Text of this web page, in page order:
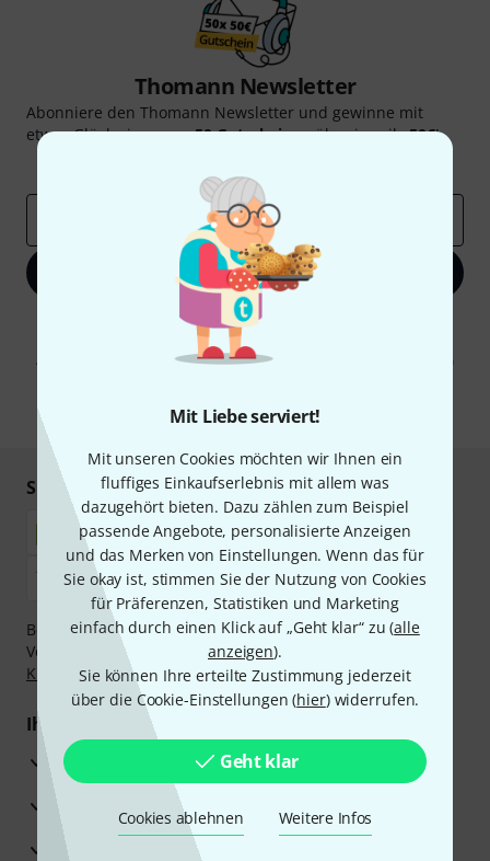
Mit Liebe serviert!
Mit unseren Cookies möchten wir Ihnen ein
fluffiges Einkaufserlebnis mit allem was
dazugehört bieten. Dazu zählen zum Beispiel
passende Angebote, personalisierte Anzeigen
und das Merken von Einstellungen. Wenn das für
Sie okay ist, stimmen Sie der Nutzung von Cookies
für Präferenzen, Statistiken und Marketing
einfach durch einen Klick auf „Geht klar“ zu (alle
anzeigen).
Sie können Ihre erteilte Zustimmung jederzeit
über die Cookie-Einstellungen (hier) widerrufen.
Geht klar
Cookies ablehnen Weitere Infos
Thomann Newsletter
Abonniere den Thomann Newsletter und gewinne mit
etwas Glück einen von50 Gutscheinenüber jeweils50€!
Jetzt anmelden
Mit Klick auf „Jetzt anmelden“ stimmen Sie dem Erhalt von E-Mail-
Werbung und einer Messung des E-Mail-Nutzungsverhaltens zu. Die
Abmeldung ist jederzeit möglich. Weitere Informationen finden Sie in
* Pflichtfeld
Sicher einkaufen & bezahlen
Bezahlen Sie vertraulich und sicher per Nachnahme,
Vorkasse, PayPal, Amazon Pay,Klarna Sofort bezahlen
Klarna Ratenzahlungoder Kreditkarte.
Ihre Vorteile
3 Jahre Thomann Garantie
30 Tage Money-Back-Garantie